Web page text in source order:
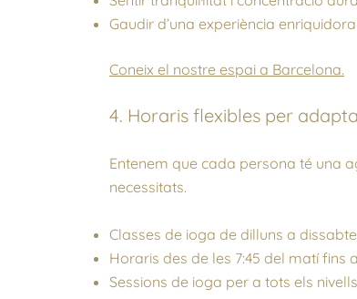
Gaudir d’una experiència
Coneix el nostre espai a Barcelona.
4. Horaris flexibles per
Entenem que cada persona té una
necessitats.
Classes de ioga de dilluns a
Horaris des de les 7:45 del matí fins
Sessions de ioga per a tots els